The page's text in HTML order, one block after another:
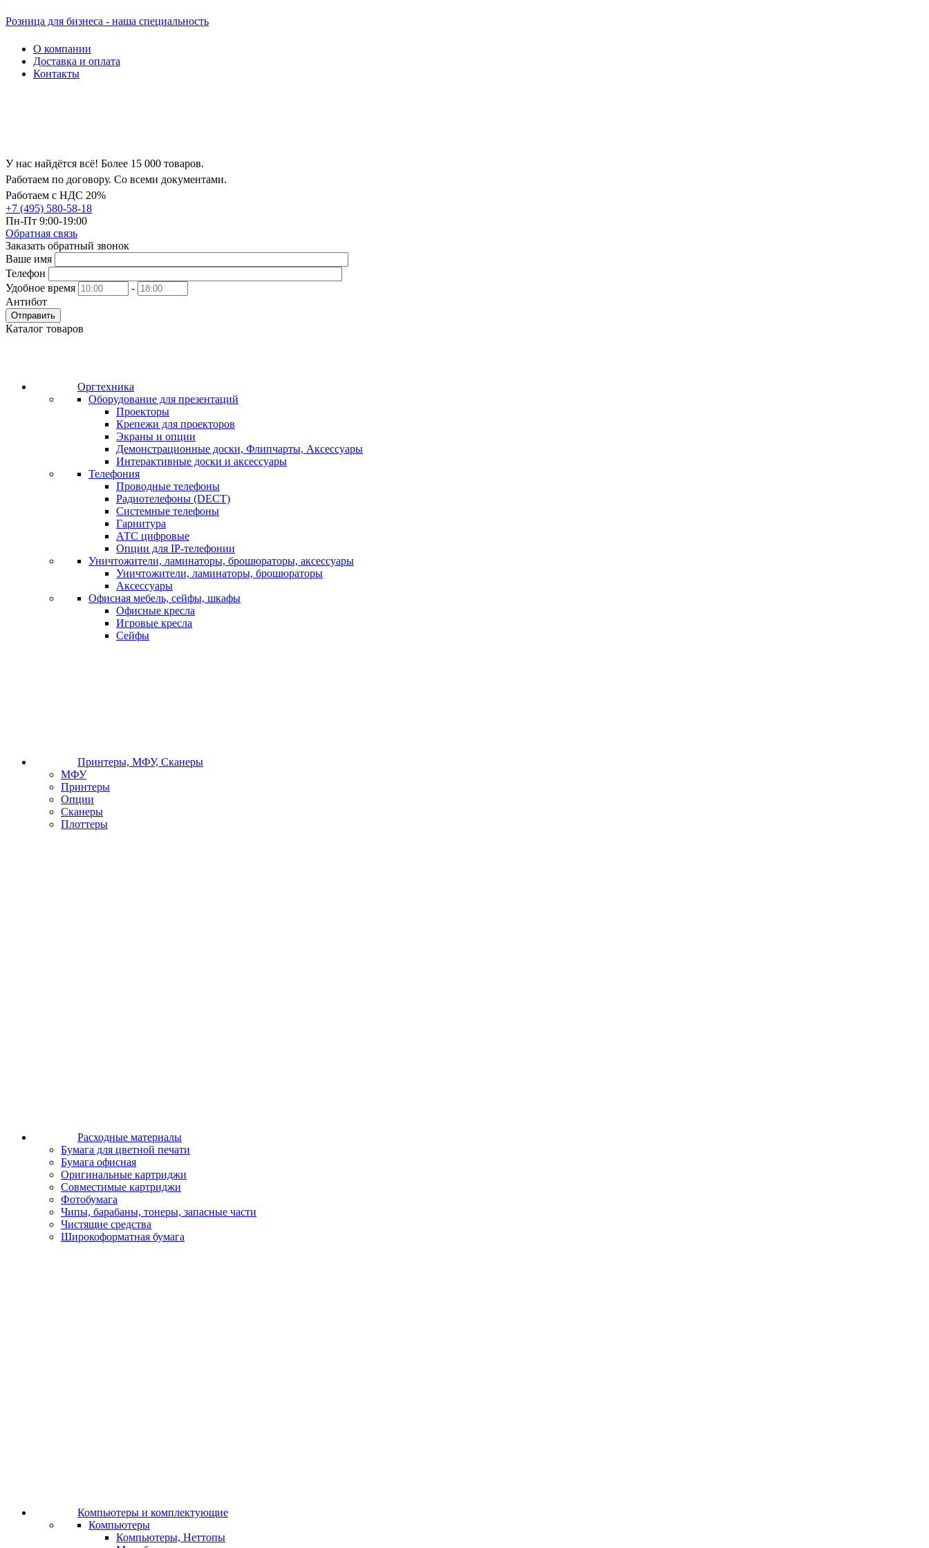
Розница для бизнеса - наша специальность
О компании
Доставка и оплата
Контакты
У нас найдётся всё! Более 15 000 товаров.
Работаем по договору. Со всеми документами.
Работаем с НДС 20%
+7 (495) 580-58-18
Пн-Пт 9:00-19:00
Обратная связь
Заказать обратный звонок
Ваше имя
Телефон
Удобное время
-
Антибот
Отправить
Каталог товаров
Оргтехника
Оборудование для презентаций
Проекторы
Крепежи для проекторов
Экраны и опции
Демонстрационные доски, Флипчарты, Аксессуары
Интерактивные доски и аксессуары
Телефония
Проводные телефоны
Радиотелефоны (DECT)
Системные телефоны
Гарнитура
АТС цифровые
Опции для IP-телефонии
Уничтожители, ламинаторы, брошюраторы, аксессуары
Уничтожители, ламинаторы, брошюраторы
Аксессуары
Офисная мебель, сейфы, шкафы
Офисные кресла
Игровые кресла
Сейфы
Принтеры, МФУ, Сканеры
МФУ
Принтеры
Опции
Сканеры
Плоттеры
Расходные материалы
Бумага для цветной печати
Бумага офисная
Оригинальные картриджи
Совместимые картриджи
Фотобумага
Чипы, барабаны, тонеры, запасные части
Чистящие средства
Широкоформатная бумага
Компьютеры и комплектующие
Компьютеры
Компьютеры, Неттопы